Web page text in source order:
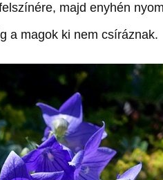
majd enyhén
a magok ki nem csíráznak.